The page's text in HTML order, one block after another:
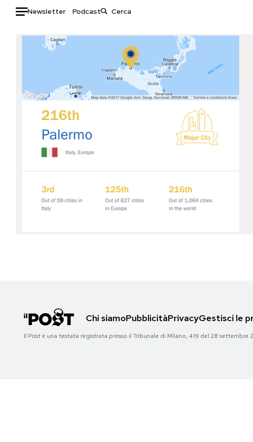
Newsletter Podcast
Auto
Mondo
Politica
Internet
Scienza
Sport
Moda
Libri
Mondiali calcio 2026
SHOP
Chi siamoPubblicitàPrivacyGestisci le
Il Post è una testata registrata presso il Tribunale di Milano, 419 del 28 settembre